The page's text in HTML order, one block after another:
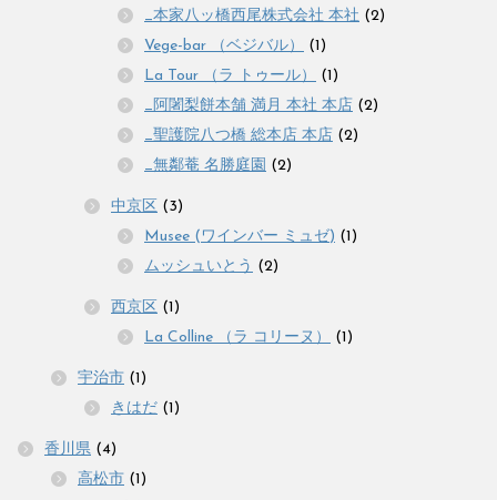
_本家八ッ橋西尾株式会社 本社 (2)
Vege-bar （ベジバル）
(1)
La Tour （ラ トゥール）
(1)
_阿闍梨餅本舗 満月 本社 本店 (2)
_聖護院八つ橋 総本店 本店 (2)
_無鄰菴 名勝庭園 (2)
中京区 (3)
Musee (ワインバー ミュゼ) (1)
ムッシュいとう (2)
西京区 (1)
La Colline （ラ コリーヌ）
(1)
宇治市 (1)
きはだ (1)
香川県 (4)
高松市 (1)